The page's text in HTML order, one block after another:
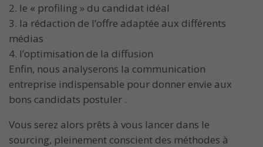
le « profiling » du candidat idéal
la rédaction de l’offre adaptée aux différents
médias
l’optimisation de la diffusion
Enfin, nous analyserons la communication
entreprise indispensable pour donner envie aux
bons candidats postuler .
Vous serez alors prêts à vous lancer dans le
sourcing, pleinement conscient des méthodes à